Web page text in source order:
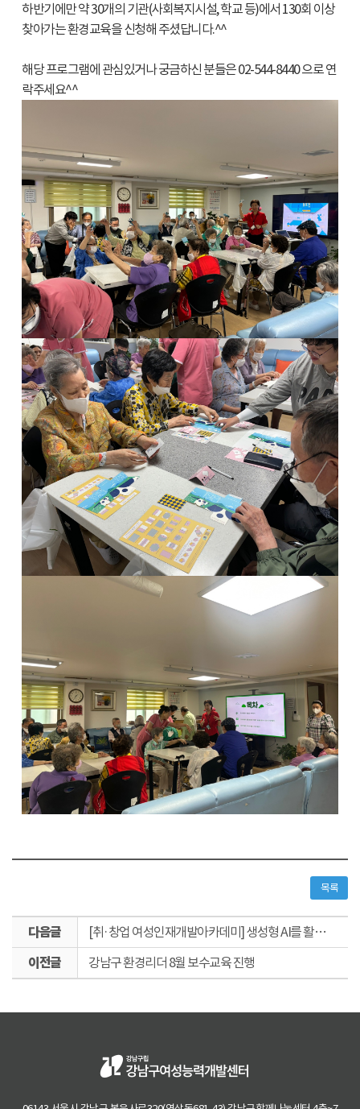
하반기에만 약 30개의 기관(사회복지시설, 학교 등)에서 130회 이상
찾아가는 환경교육을 신청해 주셨답니다.^^
해당 프로그램에 관심있거나 궁금하신 분들은 02-544-8440 으로 연
락주세요^^
목록
[취·창업 여성인재개발아카데미] 생성형 AI를 활용한 E-book 에디터 양성과정 수업
강남구 환경리더 8월 보수교육 진행